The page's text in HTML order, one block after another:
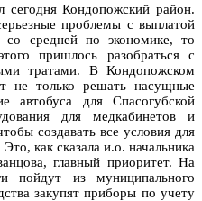
сегодня Кондопожский район.
проблемы с выплатой
со средней по экономике, то
пришлось разобраться с
тратами. В Кондопожском
не только решать насущные
автобуса для Спасогубской
для медкабинетов и
создавать все условия для
как сказала и.о. начальника
главный приоритет. На
пойдут из муниципального
закупят приборы по учету